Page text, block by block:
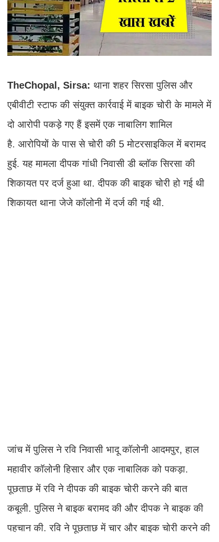
TheChopal, Sirsa: थाना शहर सिरसा पुलिस और
एबीवीटी स्टाफ की संयुक्त कार्रवाई में बाइक चोरी के मामले में
दो आरोपी पकड़े गए हैं इसमें एक नाबालिग शामिल
है. आरोपियों के पास से चोरी की 5 मोटरसाइकिल में बरामद
हुई. यह मामला दीपक गांधी निवासी डी ब्लॉक सिरसा की
शिकायत पर दर्ज हुआ था. दीपक की बाइक चोरी हो गई थी
शिकायत थाना जेजे कॉलोनी में दर्ज की गई थी.
जांच में पुलिस ने रवि निवासी भादू कॉलोनी आदमपुर, हाल
महावीर कॉलोनी हिसार और एक नाबालिक को पकड़ा.
पूछताछ में रवि ने दीपक की बाइक चोरी करने की बात
कबूली. पुलिस ने बाइक बरामद की और दीपक ने बाइक की
पहचान की. रवि ने पूछताछ में चार और बाइक चोरी करने की